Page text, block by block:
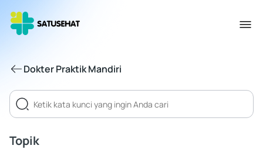
Dokter Praktik Mandiri
Topik